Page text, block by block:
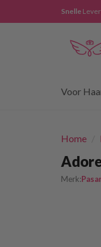
Snelle
Voor
Home
Merk: